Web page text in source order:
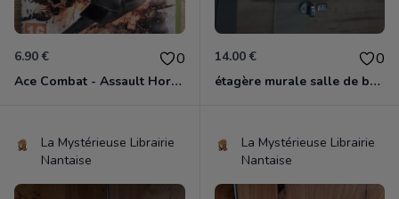
6.90 € 0
Ace Combat - Assault Horizon Xbox 360
14.00 € 0
étagère murale salle de bain
La Mystérieuse Librairie
Nantaise
La Mystérieuse Librairie
Nantaise